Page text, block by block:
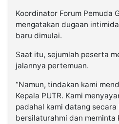
Koordinator Forum Pemuda
mengatakan dugaan
baru dimulai.
Saat itu, sejumlah peserta
jalannya pertemuan.
“Namun, tindakan kami
Kepala PUTR. Kami
padahal kami datang
bersilaturahmi dan meminta